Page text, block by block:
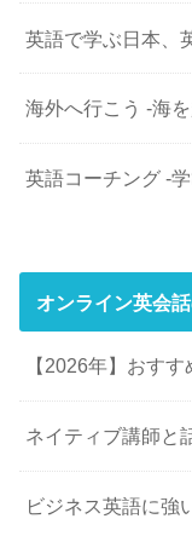
英語で学ぶ日本、
海外へ行こう -海
英語コーチング -
オンライン英会
【2026年】おす
ネイティブ講師と
ビジネス英語に強